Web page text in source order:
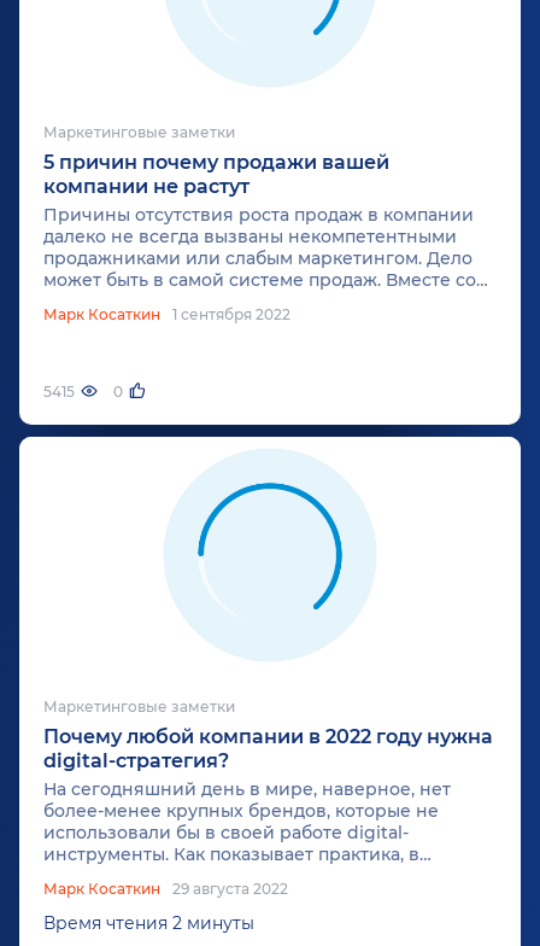
Маркетинговые заметки
5 причин почему продажи вашей
компании не растут
Причины отсутствия роста продаж в компании
далеко не всегда вызваны некомпетентными
продажниками или слабым маркетингом. Дело
может быть в самой системе продаж. Вместе со
специалистами маркетингового агентства
«Косатка Маркетинг» разберем пять наиболее
Марк Косаткин 1 сентября 2022
5415 0
Маркетинговые заметки
Почему любой компании в 2022 году нужна
digital-стратегия?
На сегодняшний день в мире, наверное, нет
более-менее крупных брендов, которые не
использовали бы в своей работе digital-
инструменты. Как показывает практика, в
отличается системностью. Сотрудники компании
не понимают, что запуск корпоративного сайта,
Марк Косаткин 29 августа 2022
Время чтения 2 минуты